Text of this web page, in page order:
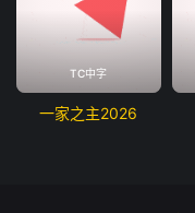
TC中字
一家之主2026